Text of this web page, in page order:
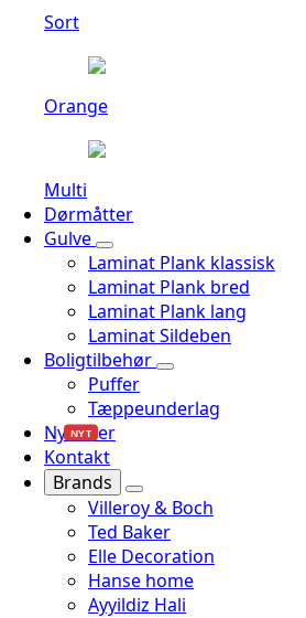
Sort
Orange
Multi
Dørmåtter
Gulve
Laminat Plank klassisk
Laminat Plank bred
Laminat Plank lang
Laminat Sildeben
Boligtilbehør
Puffer
Tæppeunderlag
Nyheder
NYT
Kontakt
Brands
Villeroy & Boch
Ted Baker
Elle Decoration
Hanse home
Ayyildiz Hali